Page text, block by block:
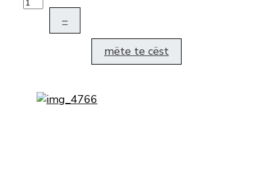
–
mëte te cëst